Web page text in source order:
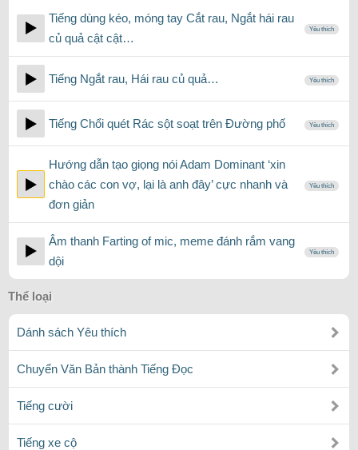
Tiếng dùng kéo, móng tay Cắt rau, Ngắt hái rau
củ quả cật cật…
Yêu thích
Tiếng Ngắt rau, Hái rau củ quả… Yêu thích
Tiếng Chổi quét Rác sột soạt trên Đường phố Yêu thích
Hướng dẫn tạo giọng nói Adam Dominant ‘xin
chào các con vợ, lại là anh đây’ cực nhanh và
đơn giản
Yêu thích
Âm thanh Farting of mic, meme đánh rắm vang
dội
Yêu thích
Thể loại
Dánh sách Yêu thích
Chuyển Văn Bản thành Tiếng Đọc
Tiếng cười
Tiếng xe cộ